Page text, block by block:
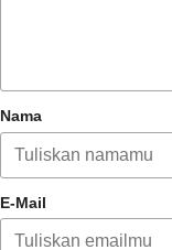
Nama
E-Mail